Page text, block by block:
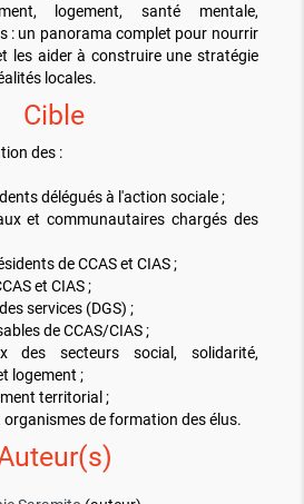
logement, santé mentale,
: un panorama complet pour nourrir
les aider à construire une stratégie
locales.
Cible
des :
délégués à l'action sociale ;
et communautaires chargés des
de CCAS et CIAS ;
et CIAS ;
services (DGS) ;
de CCAS/CIAS ;
des secteurs social, solidarité,
logement ;
territorial ;
organismes de formation des élus.